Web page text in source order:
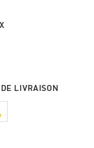
LIVRAISON